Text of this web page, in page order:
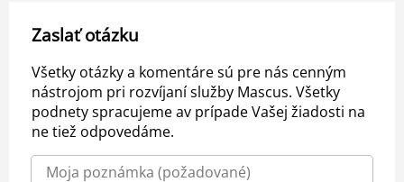
Zaslať otázku
Všetky otázky a komentáre sú pre nás cenným
nástrojom pri rozvíjaní služby Mascus. Všetky
podnety spracujeme av prípade Vašej žiadosti na
ne tiež odpovedáme.